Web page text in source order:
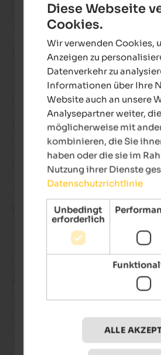
Gutes bürgerliches Essen zu guten
FBukschat- September 2025
Bewertung aus Google
AUSGEZEICHNET
5 von 5 Sternen
Gemütliche Hütte
- September 2025
Bewertung aus Google
Diese Webseite
Cookies.
Wir verwenden Cookies,
Anzeigen zu
Datenverkehr zu
Informationen über Ihre
Website auch an unsere
Analysepartner weiter,
möglicherweise mit
kombinieren, die Sie
haben oder die sie im
Nutzung ihrer Dienste
Datenschutzrichtlinie
Unbedingt
erforderlich
ALLE